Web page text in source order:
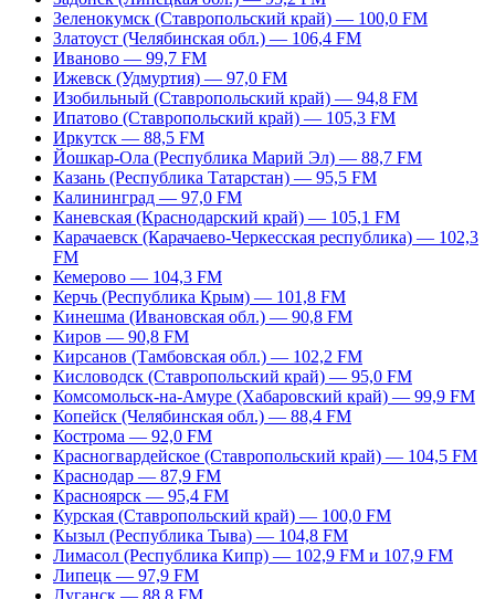
Зеленокумск (Ставропольский край) — 100,0 FM
Златоуст (Челябинская обл.) — 106,4 FM
Иваново — 99,7 FM
Ижевск (Удмуртия) — 97,0 FM
Изобильный (Ставропольский край) — 94,8 FM
Ипатово (Ставропольский край) — 105,3 FM
Иркутск — 88,5 FM
Йошкар-Ола (Республика Марий Эл) — 88,7 FM
Казань (Республика Татарстан) — 95,5 FM
Калининград — 97,0 FM
Каневская (Краснодарский край) — 105,1 FM
Карачаевск (Карачаево-Черкесская республика) — 102,3
FM
Кемерово — 104,3 FM
Керчь (Республика Крым) — 101,8 FM
Кинешма (Ивановская обл.) — 90,8 FM
Киров — 90,8 FM
Кирсанов (Тамбовская обл.) — 102,2 FM
Кисловодск (Ставропольский край) — 95,0 FM
Комсомольск-на-Амуре (Хабаровский край) — 99,9 FM
Копейск (Челябинская обл.) — 88,4 FM
Кострома — 92,0 FM
Красногвардейское (Ставропольский край) — 104,5 FM
Краснодар — 87,9 FM
Красноярск — 95,4 FM
Курская (Ставропольский край) — 100,0 FM
Кызыл (Республика Тыва) — 104,8 FM
Лимасол (Республика Кипр) — 102,9 FM и 107,9 FM
Липецк — 97,9 FM
Луганск — 88,8 FM